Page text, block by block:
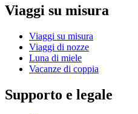
Viaggi su misura
Viaggi su misura
Viaggi di nozze
Luna di miele
Vacanze di coppia
Supporto e legale